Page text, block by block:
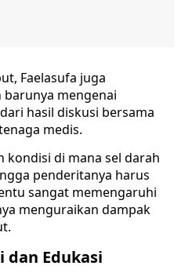
Faelasufa juga
mengenai
hasil diskusi bersama
medis.
kondisi di mana sel darah
penderitanya harus
sangat memengaruhi
menguraikan dampak
dan Edukasi